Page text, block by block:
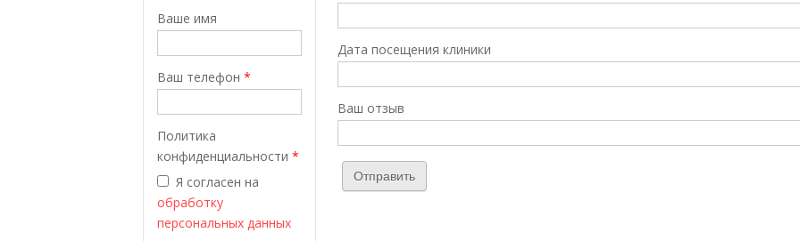
Дата посещения клиники
Ваш отзыв
Ваше имя
Ваш телефон *
Политика
конфиденциальности *
Я согласен на
обработку
персональных данных